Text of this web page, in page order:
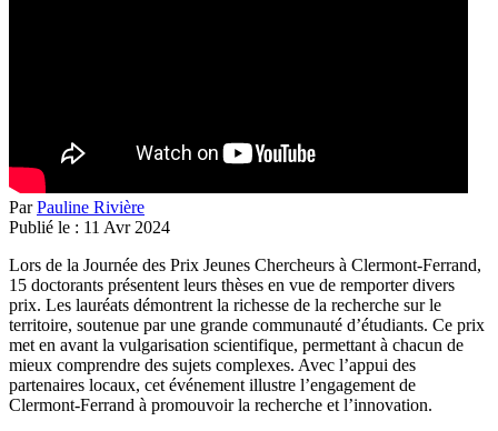
ParPauline Rivière
Publié le : 11 Avr 2024
Lors de la Journée des Prix Jeunes Chercheurs à Clermont-Ferrand,
15 doctorants présentent leurs thèses en vue de remporter divers
prix. Les lauréats démontrent la richesse de la recherche sur le
territoire, soutenue par une grande communauté d’étudiants. Ce prix
met en avant la vulgarisation scientifique, permettant à chacun de
mieux comprendre des sujets complexes. Avec l’appui des
partenaires locaux, cet événement illustre l’engagement de
Clermont-Ferrand à promouvoir la recherche et l’innovation.